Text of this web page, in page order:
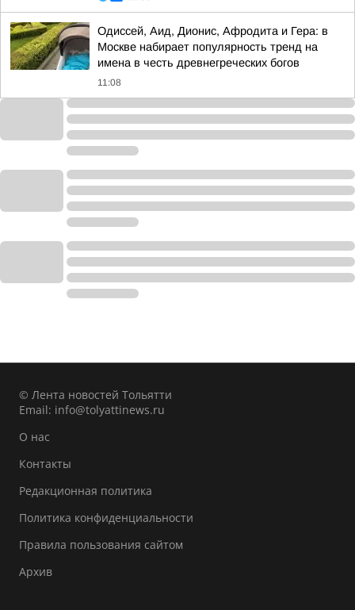
Одиссей, Аид, Дионис, Афродита и Гера: в
Москве набирает популярность тренд на
имена в честь древнегреческих богов
11:08
© Лента новостей Тольятти
Email: info@tolyattinews.ru
О нас
Контакты
Редакционная политика
Политика конфиденциальности
Правила пользования сайтом
Архив